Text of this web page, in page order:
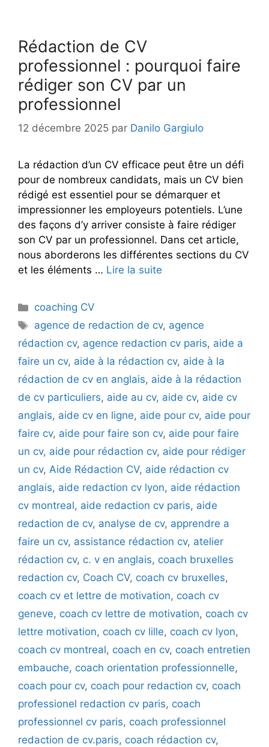
Rédaction de CV
professionnel : pourquoi faire
rédiger son CV par un
professionnel
12 décembre 2025 par Danilo Gargiulo
La rédaction d’un CV efficace peut être un défi
pour de nombreux candidats, mais un CV bien
rédigé est essentiel pour se démarquer et
impressionner les employeurs potentiels. L’une
des façons d’y arriver consiste à faire rédiger
son CV par un professionnel. Dans cet article,
nous aborderons les différentes sections du CV
et les éléments … Lire la suite
Catégories
coaching CV
Étiquettes
agence de redaction de cv, agence
rédaction cv, agence redaction cv paris, aide a
faire un cv, aide à la rédaction cv, aide à la
rédaction de cv en anglais, aide à la rédaction
de cv particuliers, aide au cv, aide cv, aide cv
anglais, aide cv en ligne, aide pour cv, aide pour
faire cv, aide pour faire son cv, aide pour faire
un cv, aide pour rédaction cv, aide pour rédiger
un cv, Aide Rédaction CV, aide rédaction cv
anglais, aide redaction cv lyon, aide rédaction
cv montreal, aide redaction cv paris, aide
redaction de cv, analyse de cv, apprendre a
faire un cv, assistance rédaction cv, atelier
rédaction cv, c. v en anglais, coach bruxelles
redaction cv, Coach CV, coach cv bruxelles,
coach cv et lettre de motivation, coach cv
geneve, coach cv lettre de motivation, coach cv
lettre motivation, coach cv lille, coach cv lyon,
coach cv montreal, coach en cv, coach entretien
embauche, coach orientation professionnelle,
coach pour cv, coach pour redaction cv, coach
professionel redaction cv paris, coach
professionnel cv paris, coach professionnel
redaction de cv.paris, coach rédaction cv,